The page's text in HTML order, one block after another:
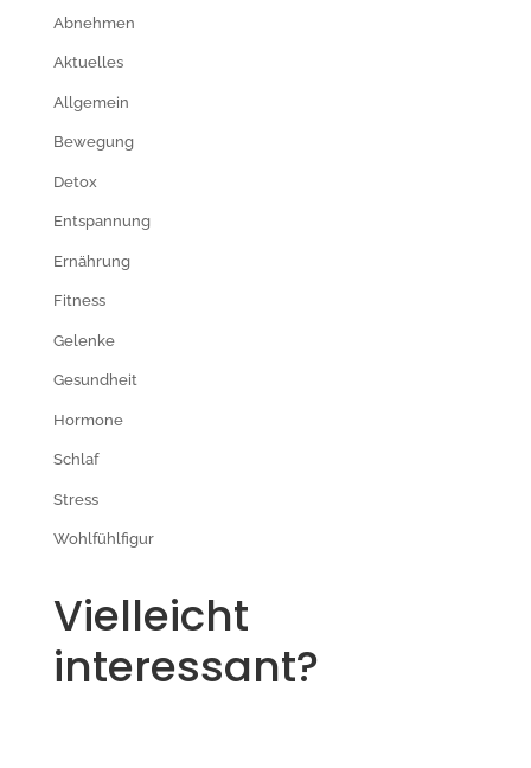
Abnehmen
Aktuelles
Allgemein
Bewegung
Detox
Entspannung
Ernährung
Fitness
Gelenke
Gesundheit
Hormone
Schlaf
Stress
Wohlfühlfigur
Vielleicht
interessant?